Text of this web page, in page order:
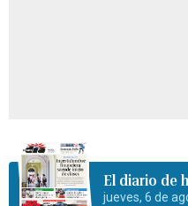
El diario de
jueves, 6 de